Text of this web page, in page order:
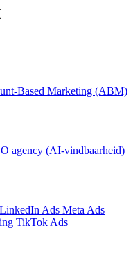
Based Marketing (ABM)
agency (AI-vindbaarheid)
LinkedIn Ads Meta Ads
TikTok Ads